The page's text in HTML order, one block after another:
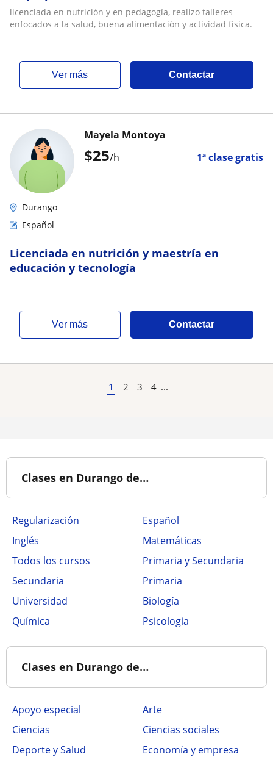
licenciada en nutrición y en pedagogía, realizo talleres
enfocados a la salud, buena alimentación y actividad física.
ver más Contactar
$25/h 1ª clase gratis
Mayela Montoya
Durango
Español
Licenciada en nutrición y maestría en
educación y tecnología
ver más Contactar
1 2 3 4 ...
Clases en Durango de…
Regularización
Español
Inglés
Matemáticas
Todos los cursos
Primaria y Secundaria
Secundaria
Primaria
Universidad
Biología
Química
Psicologia
Clases en Durango de…
Apoyo especial
Arte
Ciencias
Ciencias sociales
Deporte y Salud
Economía y empresa